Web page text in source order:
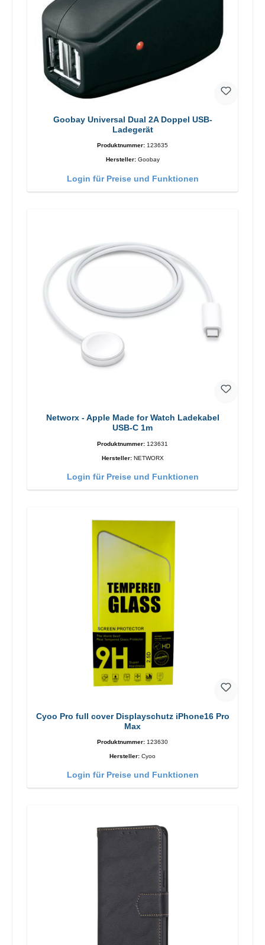
Goobay Universal Dual 2A Doppel USB-
Ladegerät
Produktnummer: 123635
Hersteller: Goobay
Login für Preise und Funktionen
Networx - Apple Made for Watch Ladekabel
USB-C 1m
Produktnummer: 123631
Hersteller: NETWORX
Login für Preise und Funktionen
Cyoo Pro full cover Displayschutz iPhone16 Pro
Max
Produktnummer: 123630
Hersteller: Cyoo
Login für Preise und Funktionen